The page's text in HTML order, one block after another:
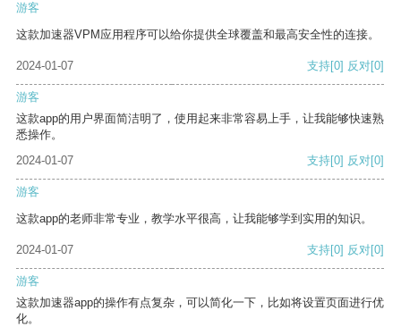
游客
这款加速器VPM应用程序可以给你提供全球覆盖和最高安全性的连接。
2024-01-07 支持[0] 反对[0]
游客
这款app的用户界面简洁明了，使用起来非常容易上手，让我能够快速熟
悉操作。
2024-01-07
支持[0] 反对[0]
游客
这款app的老师非常专业，教学水平很高，让我能够学到实用的知识。
2024-01-07 支持[0] 反对[0]
游客
这款加速器app的操作有点复杂，可以简化一下，比如将设置页面进行优
化。